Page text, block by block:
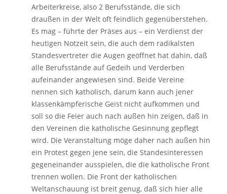
Arbeiterkreise, also 2 Berufsstände, die sich
draußen in der Welt oft feindlich gegenüberstehen.
Es mag – führte der Präses aus – ein Verdienst der
heutigen Notzeit sein, die auch dem radikalsten
Standesvertreter die Augen geöffnet hat dahin, daß
alle Berufsstände auf Gedeih und Verderben
aufeinander angewiesen sind. Beide Vereine
nennen sich katholisch, darum kann auch jener
klassenkämpferische Geist nicht aufkommen und
soll so die Feier auch nach außen hin zeigen, daß in
den Vereinen die katholische Gesinnung gepflegt
wird. Die Veranstaltung möge daher nach außen hin
ein Protest gegen jene sein, die Standesinteressen
gegeneinander ausspielen, die die katholische Front
trennen wollen. Die Front der katholischen
Weltanschauung ist breit genug, daß sich hier alle